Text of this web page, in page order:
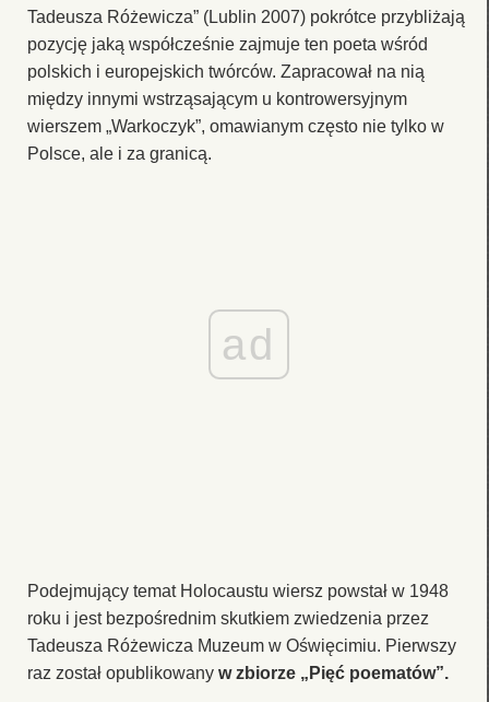
Tadeusza Różewicza” (Lublin 2007) pokrótce przybliżają
pozycję jaką współcześnie zajmuje ten poeta wśród
polskich i europejskich twórców. Zapracował na nią
między innymi wstrząsającym u kontrowersyjnym
wierszem „Warkoczyk”, omawianym często nie tylko w
Polsce, ale i za granicą.
ad
Podejmujący temat Holocaustu wiersz powstał w 1948
roku i jest bezpośrednim skutkiem zwiedzenia przez
Tadeusza Różewicza Muzeum w Oświęcimiu. Pierwszy
raz został opublikowany w zbiorze „Pięć poematów”.